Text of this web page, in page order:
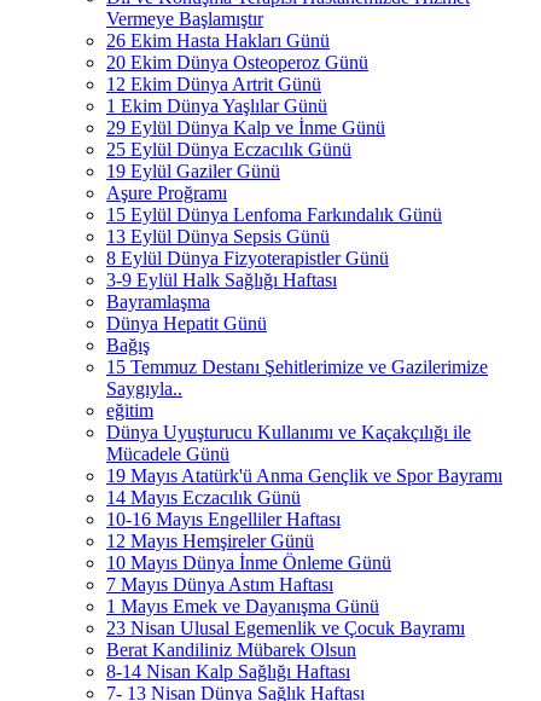
Vermeye Başlamıştır
26 Ekim Hasta Hakları Günü
20 Ekim Dünya Osteoperoz Günü
12 Ekim Dünya Artrit Günü
1 Ekim Dünya Yaşlılar Günü
29 Eylül Dünya Kalp ve İnme Günü
25 Eylül Dünya Eczacılık Günü
19 Eylül Gaziler Günü
Aşure Proğramı
15 Eylül Dünya Lenfoma Farkındalık Günü
13 Eylül Dünya Sepsis Günü
8 Eylül Dünya Fizyoterapistler Günü
3-9 Eylül Halk Sağlığı Haftası
Bayramlaşma
Dünya Hepatit Günü
Bağış
15 Temmuz Destanı Şehitlerimize ve Gazilerimize
Saygıyla..
eğitim
Dünya Uyuşturucu Kullanımı ve Kaçakçılığı ile
Mücadele Günü
19 Mayıs Atatürk'ü Anma Gençlik ve Spor Bayramı
14 Mayıs Eczacılık Günü
10-16 Mayıs Engelliler Haftası
12 Mayıs Hemşireler Günü
10 Mayıs Dünya İnme Önleme Günü
7 Mayıs Dünya Astım Haftası
1 Mayıs Emek ve Dayanışma Günü
23 Nisan Ulusal Egemenlik ve Çocuk Bayramı
Berat Kandiliniz Mübarek Olsun
8-14 Nisan Kalp Sağlığı Haftası
7- 13 Nisan Dünya Sağlık Haftası